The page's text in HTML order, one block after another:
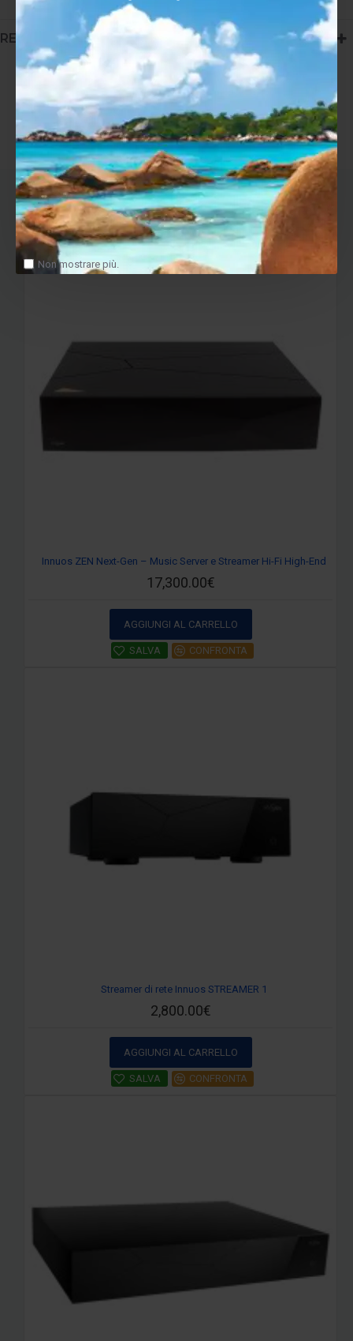
Non mostrare più.
RECENSIONI (0)
Klipsch Klipschorn AK7 Active Crossover
ULTIMI VISITATI
Innuos ZEN Next-Gen – Music Server e Streamer Hi-Fi High-End
17,300.00€
AGGIUNGI AL CARRELLO
SALVA CONFRONTA
Streamer di rete Innuos STREAMER 1
2,800.00€
AGGIUNGI AL CARRELLO
SALVA CONFRONTA